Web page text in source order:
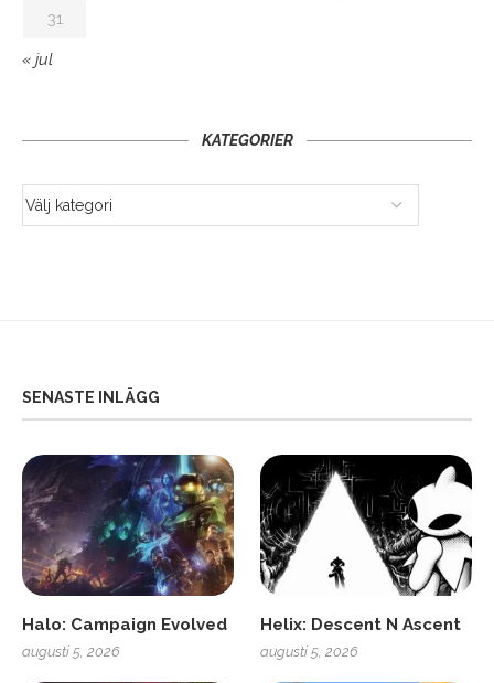
31
« jul
KATEGORIER
SENASTE INLÄGG
Halo: Campaign Evolved
augusti 5, 2026
Helix: Descent N Ascent
augusti 5, 2026